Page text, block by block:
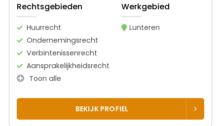
Rechtsgebieden
Huurrecht
Ondernemingsrecht
Verbintenissenrecht
Aansprakelijkheidsrecht
Toon alle
Werkgebied
Lunteren
BEKIJK PROFIEL